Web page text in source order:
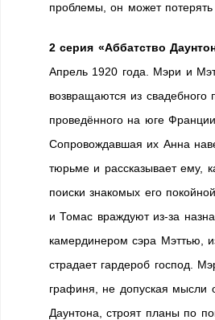
проблемы, он может потерять
2 серия «Аббатство
Апрель 1920 года. Мэри и
возвращаются из свадебного
проведённого на юге Франции.
Сопровождавшая их Анна
тюрьме и рассказывает ему,
поиски знакомых его
и Томас враждуют из-за
камердинером сэра Мэттью,
страдает гардероб господ.
графиня, не допуская мысли
Даунтона, строят планы по